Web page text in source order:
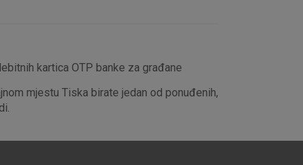
kartica OTP banke za građane
mjestu Tiska birate jedan od ponuđenih,